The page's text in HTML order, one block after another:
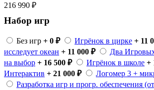
216 990 ₽
Набор игр
Без игр + 0 ₽ Игрёнок в цирке + 11
исследует океан + 11 000 ₽
Два
на выбор + 16 500 ₽ Игрёнок в школе +
Интерактив + 21 000 ₽ Логомер 3 +
Разработка игр и прогр. обеспечения